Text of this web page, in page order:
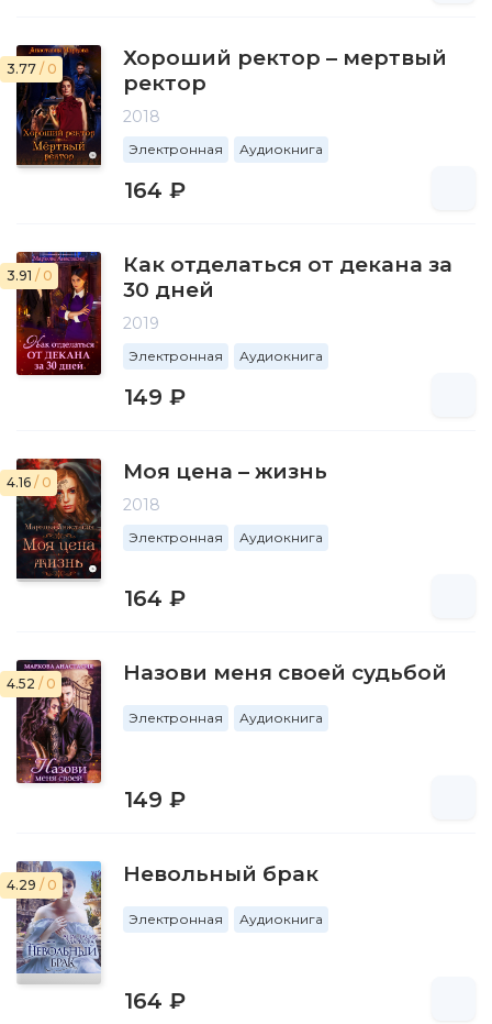
3.77 / 0
Хороший ректор – мертвый
ректор
2018
Электронная Аудиокнига
164 ₽
3.91 / 0
Как отделаться от декана за
30 дней
2019
Электронная Аудиокнига
149 ₽
4.16 / 0 Моя цена – жизнь
2018
Электронная Аудиокнига
164 ₽
4.52 / 0 Назови меня своей судьбой
Электронная Аудиокнига
149 ₽
4.29 / 0 Невольный брак
Электронная Аудиокнига
164 ₽